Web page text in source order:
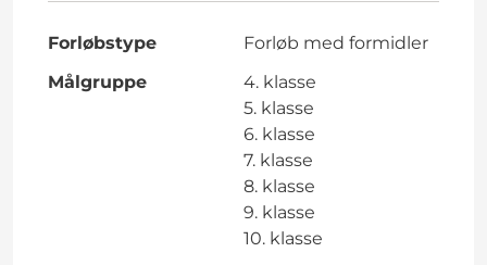
Forløbstype
Forløb med formidler
Målgruppe
4. klasse
5. klasse
6. klasse
7. klasse
8. klasse
9. klasse
10. klasse